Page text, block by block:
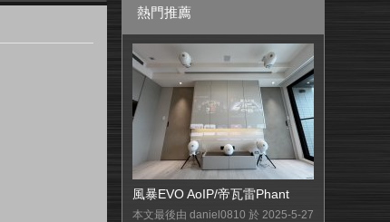
熱門推薦
風暴EVO AoIP/帝瓦雷Phant
本文最後由 daniel0810 於 2025-5-27